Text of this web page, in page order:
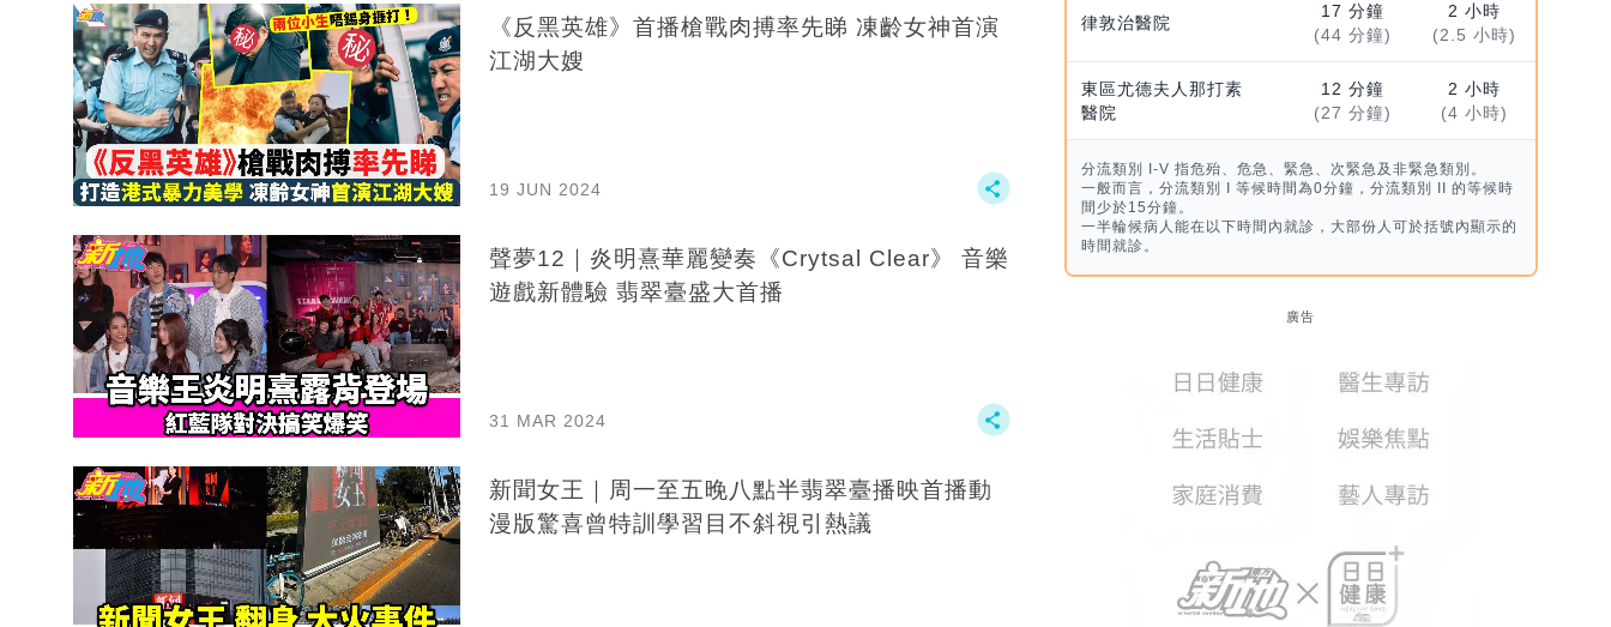
《反黑英雄》首播槍戰肉搏率先睇 凍齡女神首演
江湖大嫂
19 JUN 2024
聲夢12｜炎明熹華麗變奏《Crytsal Clear》 音樂
遊戲新體驗 翡翠臺盛大首播
31 MAR 2024
新聞女王｜周一至五晚八點半翡翠臺播映首播動
漫版驚喜曾特訓學習目不斜視引熱議
律敦治醫院
17 分鐘
(44 分鐘)
2 小時
(2.5 小時)
東區尤德夫人那打素
醫院
12 分鐘
(27 分鐘)
2 小時
(4 小時)
分流類別 I-V 指危殆、危急、緊急、次緊急及非緊急類別。
一般而言，分流類別 I 等候時間為0分鐘，分流類別 II 的等候時
間少於15分鐘。
一半輪候病人能在以下時間內就診，大部份人可於括號內顯示的
時間就診。
廣告